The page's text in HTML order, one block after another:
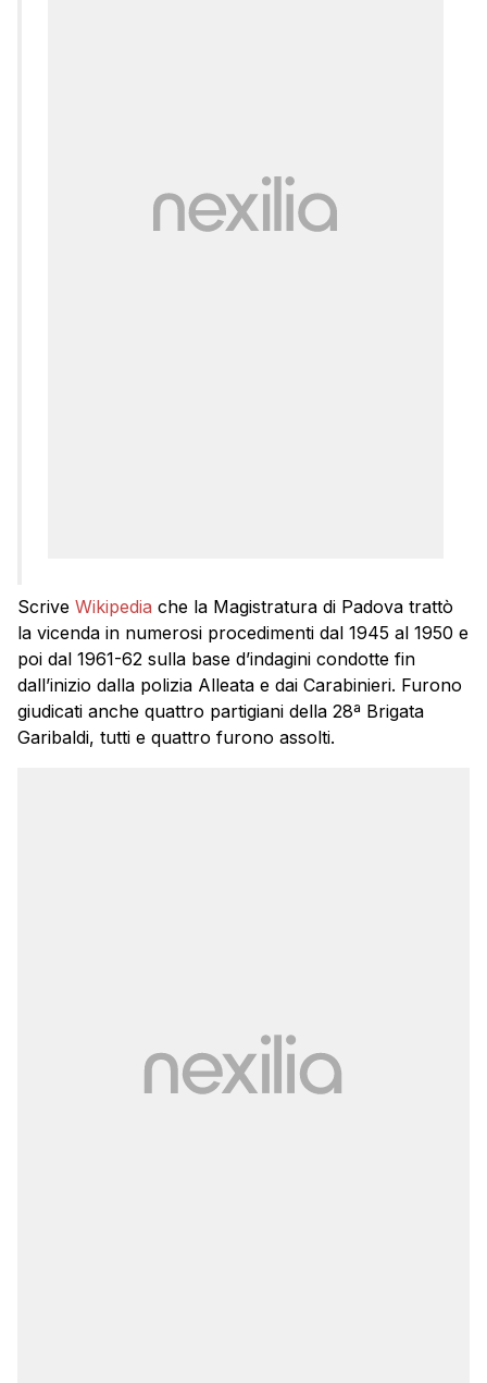
Scrive Wikipedia che la Magistratura di Padova trattò
la vicenda in numerosi procedimenti dal 1945 al 1950 e
poi dal 1961-62 sulla base d’indagini condotte fin
dall’inizio dalla polizia Alleata e dai Carabinieri. Furono
giudicati anche quattro partigiani della 28ª Brigata
Garibaldi, tutti e quattro furono assolti.